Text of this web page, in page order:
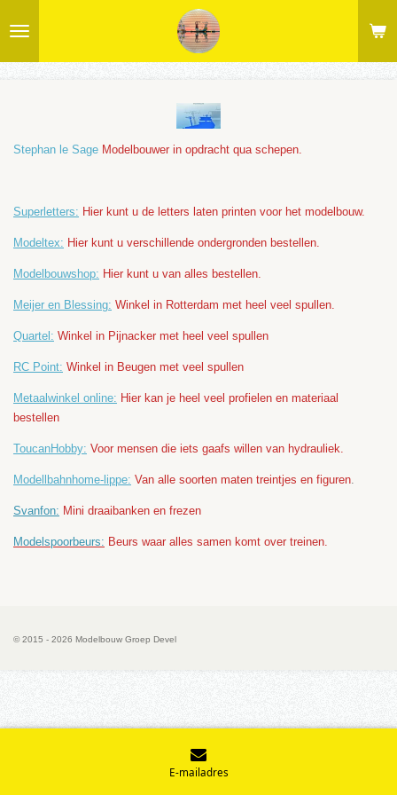
direct
Stephan le Sage Modelbouwer in opdracht qua schepen.
Superletters: Hier kunt u de letters laten printen voor het modelbouw.
Modeltex: Hier kunt u verschillende ondergronden bestellen.
Modelbouwshop: Hier kunt u van alles bestellen.
Meijer en Blessing: Winkel in Rotterdam met heel veel spullen.
Quartel: Winkel in Pijnacker met heel veel spullen
RC Point: Winkel in Beugen met veel spullen
Metaalwinkel online: Hier kan je heel veel profielen en materiaal
bestellen
ToucanHobby: Voor mensen die iets gaafs willen van hydrauliek.
Modellbahnhome-lippe: Van alle soorten maten treintjes en figuren.
Svanfon: Mini draaibanken en frezen
Modelspoorbeurs: Beurs waar alles samen komt over treinen.
© 2015 - 2026 Modelbouw Groep Devel
E-mailadres